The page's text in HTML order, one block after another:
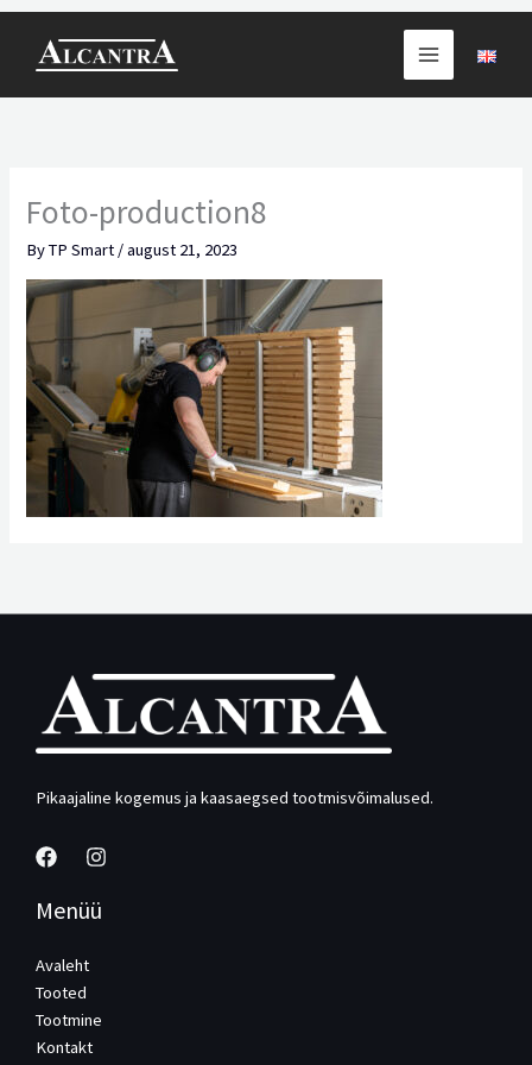
content
Foto-production8
ByTP Smart /august 21, 2023
Pikaajaline kogemus ja kaasaegsed tootmisvõimalused.
Menüü
Avaleht
Tooted
Tootmine
Kontakt